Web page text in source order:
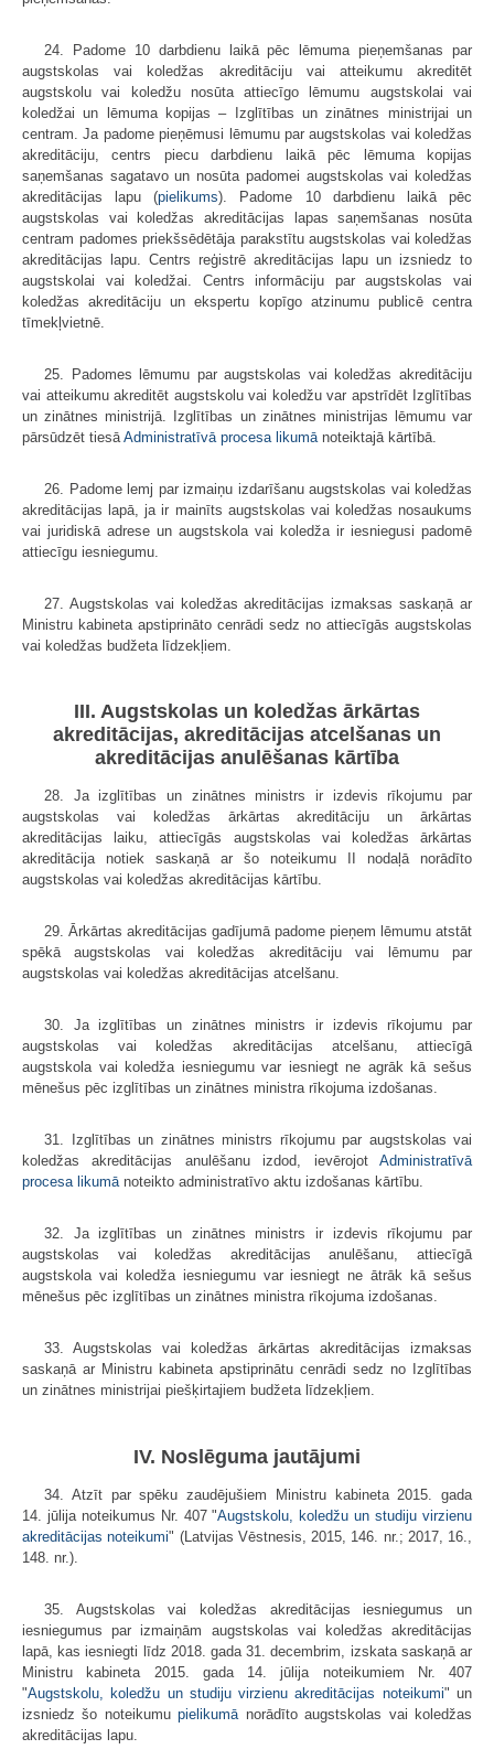
24. Padome 10 darbdienu laikā pēc lēmuma pieņemšanas par
augstskolas vai koledžas akreditāciju vai atteikumu akreditēt
augstskolu vai koledžu nosūta attiecīgo lēmumu augstskolai vai
koledžai un lēmuma kopijas – Izglītības un zinātnes ministrijai un
centram. Ja padome pieņēmusi lēmumu par augstskolas vai koledžas
akreditāciju, centrs piecu darbdienu laikā pēc lēmuma kopijas
saņemšanas sagatavo un nosūta padomei augstskolas vai koledžas
akreditācijas lapu (pielikums). Padome 10 darbdienu laikā pēc
augstskolas vai koledžas akreditācijas lapas saņemšanas nosūta
centram padomes priekšsēdētāja parakstītu augstskolas vai koledžas
akreditācijas lapu. Centrs reģistrē akreditācijas lapu un izsniedz to
augstskolai vai koledžai. Centrs informāciju par augstskolas vai
koledžas akreditāciju un ekspertu kopīgo atzinumu publicē centra
tīmekļvietnē.
25. Padomes lēmumu par augstskolas vai koledžas akreditāciju
vai atteikumu akreditēt augstskolu vai koledžu var apstrīdēt Izglītības
un zinātnes ministrijā. Izglītības un zinātnes ministrijas lēmumu var
pārsūdzēt tiesā Administratīvā procesa likumā noteiktajā kārtībā.
26. Padome lemj par izmaiņu izdarīšanu augstskolas vai koledžas
akreditācijas lapā, ja ir mainīts augstskolas vai koledžas nosaukums
vai juridiskā adrese un augstskola vai koledža ir iesniegusi padomē
attiecīgu iesniegumu.
27. Augstskolas vai koledžas akreditācijas izmaksas saskaņā ar
Ministru kabineta apstiprināto cenrādi sedz no attiecīgās augstskolas
vai koledžas budžeta līdzekļiem.
III. Augstskolas un koledžas ārkārtas
akreditācijas, akreditācijas atcelšanas un
akreditācijas anulēšanas kārtība
28. Ja izglītības un zinātnes ministrs ir izdevis rīkojumu par
augstskolas vai koledžas ārkārtas akreditāciju un ārkārtas
akreditācijas laiku, attiecīgās augstskolas vai koledžas ārkārtas
akreditācija notiek saskaņā ar šo noteikumu II nodaļā norādīto
augstskolas vai koledžas akreditācijas kārtību.
29. Ārkārtas akreditācijas gadījumā padome pieņem lēmumu atstāt
spēkā augstskolas vai koledžas akreditāciju vai lēmumu par
augstskolas vai koledžas akreditācijas atcelšanu.
30. Ja izglītības un zinātnes ministrs ir izdevis rīkojumu par
augstskolas vai koledžas akreditācijas atcelšanu, attiecīgā
augstskola vai koledža iesniegumu var iesniegt ne agrāk kā sešus
mēnešus pēc izglītības un zinātnes ministra rīkojuma izdošanas.
31. Izglītības un zinātnes ministrs rīkojumu par augstskolas vai
koledžas akreditācijas anulēšanu izdod, ievērojot Administratīvā
procesa likumānoteikto administratīvo aktu izdošanas kārtību.
32. Ja izglītības un zinātnes ministrs ir izdevis rīkojumu par
augstskolas vai koledžas akreditācijas anulēšanu, attiecīgā
augstskola vai koledža iesniegumu var iesniegt ne ātrāk kā sešus
mēnešus pēc izglītības un zinātnes ministra rīkojuma izdošanas.
33. Augstskolas vai koledžas ārkārtas akreditācijas izmaksas
saskaņā ar Ministru kabineta apstiprinātu cenrādi sedz no Izglītības
un zinātnes ministrijai piešķirtajiem budžeta līdzekļiem.
IV. Noslēguma jautājumi
34. Atzīt par spēku zaudējušiem Ministru kabineta 2015. gada
14. jūlija noteikumus Nr. 407 "Augstskolu, koledžu un studiju virzienu
akreditācijas noteikumi" (Latvijas Vēstnesis, 2015, 146. nr.; 2017, 16.,
148. nr.).
35. Augstskolas vai koledžas akreditācijas iesniegumus un
iesniegumus par izmaiņām augstskolas vai koledžas akreditācijas
lapā, kas iesniegti līdz 2018. gada 31. decembrim, izskata saskaņā ar
Ministru kabineta 2015. gada 14. jūlija noteikumiem Nr. 407
"Augstskolu, koledžu un studiju virzienu akreditācijas noteikumi" un
izsniedz šo noteikumupielikumā norādīto augstskolas vai koledžas
akreditācijas lapu.